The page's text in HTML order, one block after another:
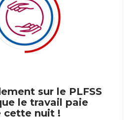
sur le PLFSS
le travail paie
cette nuit !